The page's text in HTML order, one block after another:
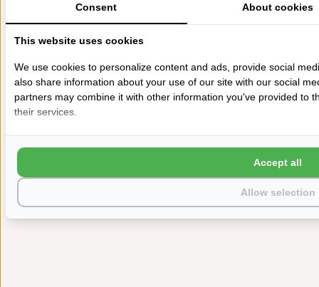
Consent About cookies
This website uses cookies
We use cookies to personalize content and ads, provide social
also share information about your use of our site with our social
partners may combine it with other information you've provided to
their services.
Allow selection
Accept all